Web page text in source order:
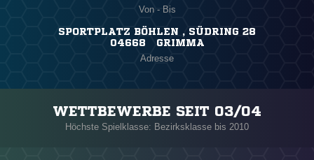
Von - Bis
SPORTPLATZ BÖHLEN , SÜDRING 28
04668 GRIMMA
Adresse
WETTBEWERBE SEIT 03/04
Höchste Spielklasse: Bezirksklasse bis 2010